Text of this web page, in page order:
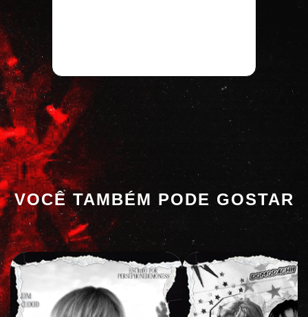
VOCÊ TAMBÉM PODE GOSTAR